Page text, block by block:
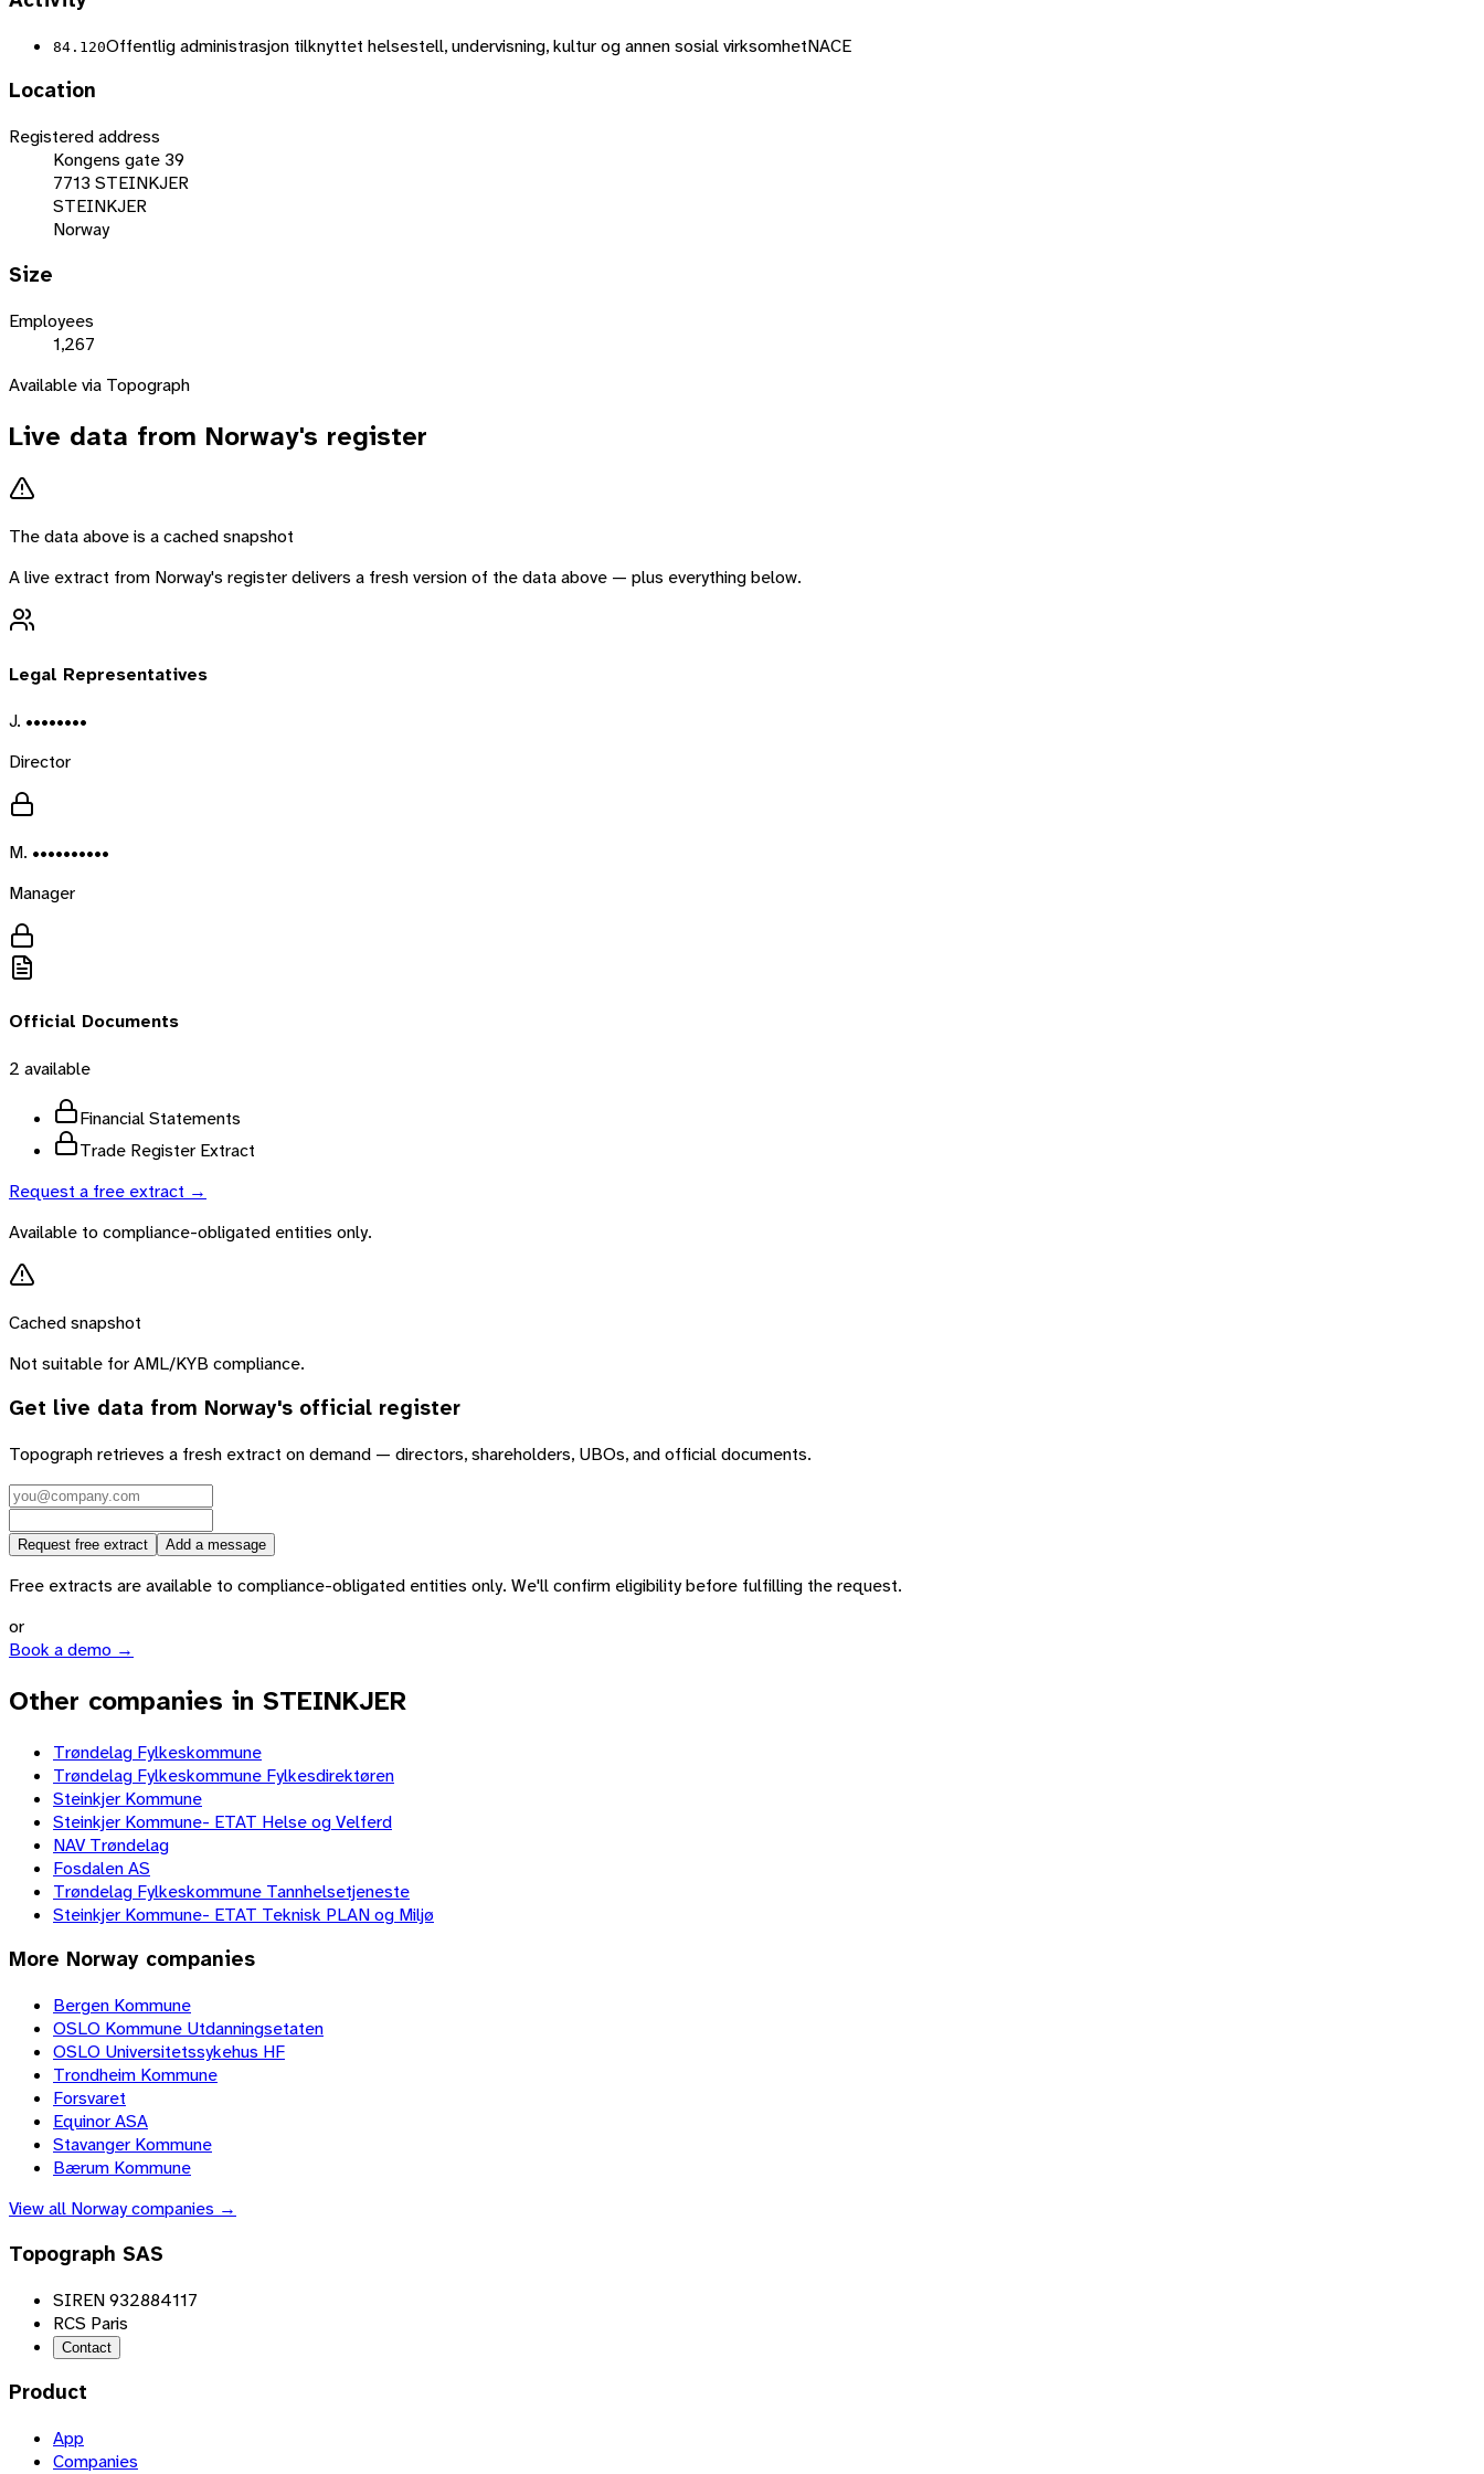
84.120Offentlig administrasjon tilknyttet helsestell, undervisning, kultur og annen sosial virksomhetNACE
Location
Registered address
Kongens gate 39
7713 STEINKJER
STEINKJER
Norway
Size
Employees
1,267
Available via Topograph
Live data from Norway's register
The data above is a cached snapshot
A live extract from Norway's register delivers a fresh version of the data above — plus everything below.
Legal Representatives
J. ••••••••
Director
M. ••••••••••
Manager
Official Documents
2 available
Financial Statements
Trade Register Extract
Request a free extract →
Available to compliance-obligated entities only.
Cached snapshot
Not suitable for AML/KYB compliance.
Get live data from Norway's official register
Topograph retrieves a fresh extract on demand — directors, shareholders, UBOs, and official documents.
Request free extract Add a message
Free extracts are available to compliance-obligated entities only. We'll confirm eligibility before fulfilling the request.
or
Book a demo →
Other companies in STEINKJER
Trøndelag Fylkeskommune
Trøndelag Fylkeskommune Fylkesdirektøren
Steinkjer Kommune
Steinkjer Kommune- ETAT Helse og Velferd
NAV Trøndelag
Fosdalen AS
Trøndelag Fylkeskommune Tannhelsetjeneste
Steinkjer Kommune- ETAT Teknisk PLAN og Miljø
More Norway companies
Bergen Kommune
OSLO Kommune Utdanningsetaten
OSLO Universitetssykehus HF
Trondheim Kommune
Forsvaret
Equinor ASA
Stavanger Kommune
Bærum Kommune
View all Norwaycompanies →
Topograph SAS
SIREN 932884117
RCS Paris
Contact
Product
App
Companies